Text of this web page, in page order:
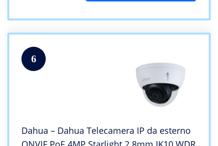
6
Dahua – Dahua Telecamera IP da esterno